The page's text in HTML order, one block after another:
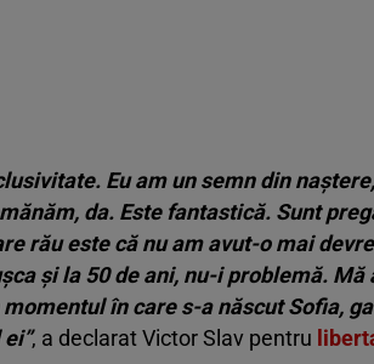
Eu am un semn din
da. Este fantastică. Sunt
rău este că nu am avut-o mai
și la 50 de ani, nu-i problemă.
în care s-a născut Sofia,
, a declarat Victor Slav pentru